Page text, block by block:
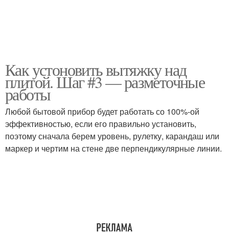
Как устоновить вытяжку над
плитой. Шаг #3 — разметочные
работы
Любой бытовой прибор будет работать со 100%-ой
эффективностью, если его правильно установить,
поэтому сначала берем уровень, рулетку, карандаш или
маркер и чертим на стене две перпендикулярные линии.